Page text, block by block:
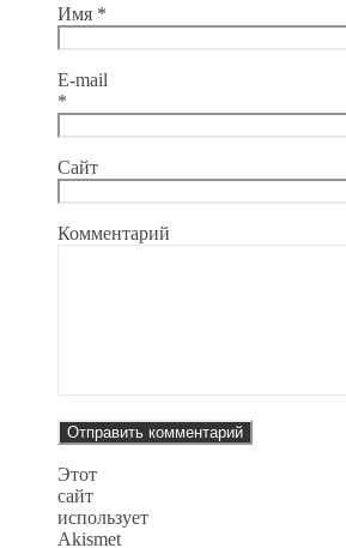
Имя *
E-mail
*
Сайт
Комментарий
Этот
сайт
использует
Akismet